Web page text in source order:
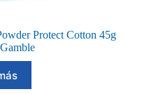
Protect Cotton 45g